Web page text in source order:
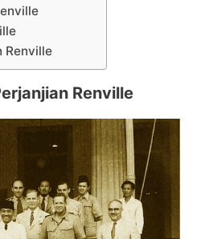
Renville
Renville